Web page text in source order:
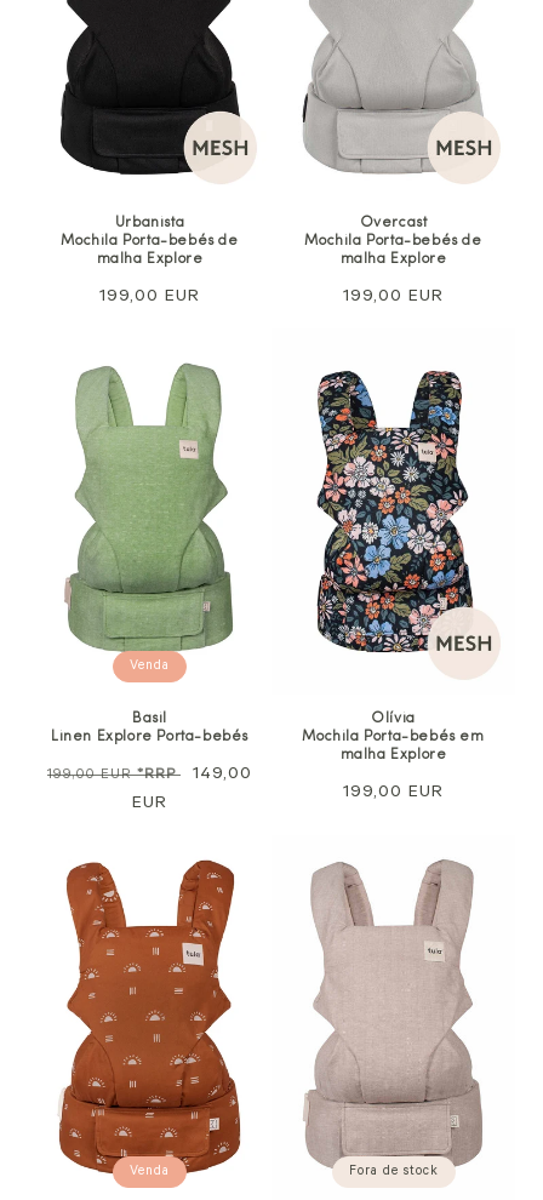
Urbanista
Mochila Porta-bebés de
malha Explore
Preço
199,00 EUR
Overcast
Mochila Porta-bebés de
malha Explore
Preço
199,00 EUR
Venda
Basil
Linen Explore Porta-bebés
Preço
199,00 EUR*RRP
Preço
149,00
EUR
Olívia
Mochila Porta-bebés em
malha Explore
Preço
199,00 EUR
Venda Fora de stock